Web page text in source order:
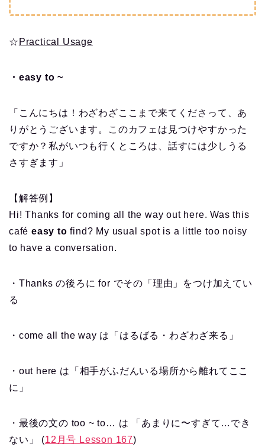
☆ Practical Usage
・easy to ~
「こんにちは！わざわざここまで来てくださって、あ
りがとうございます。このカフェは見つけやすかった
ですか？私がいつも行くところは、話すには少しうる
さすぎます」
【解答例】
Hi! Thanks for coming all the way out here. Was this
café easy to find? My usual spot is a little too noisy
to have a conversation.
・Thanks の後ろに for でその「理由」をつけ加えてい
る
・come all the way は「はるばる・わざわざ来る」
・out here は「相手がふだんいる場所から離れてここ
に」
・最後の文の too ~ to… は 「あまりに〜すぎて…でき
ない」 (12月号 Lesson 167)